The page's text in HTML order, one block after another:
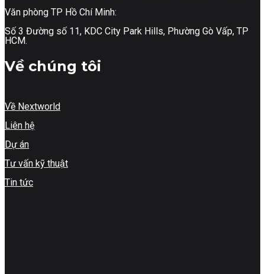
Văn phòng TP Hồ Chí Minh:
Số 3 Đường số 11, KDC City Park Hills, Phường Gò Vấp, TP
HCM.
Về chúng tôi
Về Nextworld
Liên hệ
Dự án
Tư vấn kỹ thuật
Tin tức